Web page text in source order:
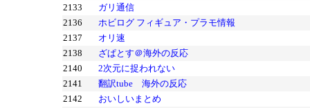
2133
ガリ通信
2136
ホビログ フィギュア・プラモ情報
2137
オリ速
2138
ざぱとす＠海外の反応
2140
2次元に捉われない
2141
翻訳tube 海外の反応
2142
おいしいまとめ